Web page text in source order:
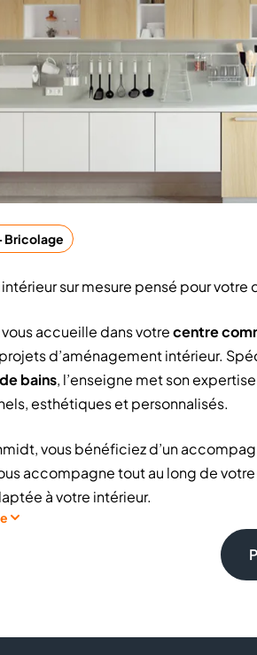
Bricolage
intérieur sur mesure pensé pour votre
vous accueille dans votrecentre
d’aménagement intérieur.
bains, l’enseigne met son
esthétiques et personnalisés.
vous bénéficiez d’un
accompagne tout au long de
à votre intérieur.
de salle de bains